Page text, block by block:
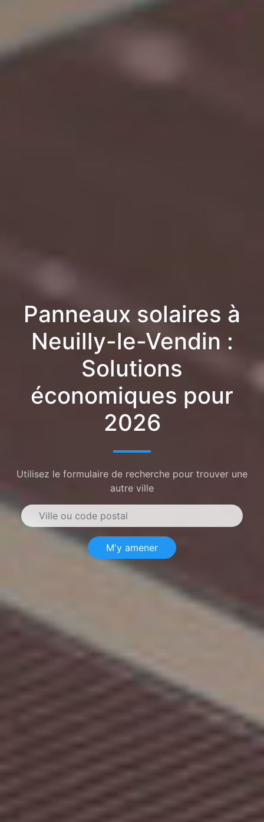
Panneaux solaires à
Neuilly-le-Vendin :
Solutions
économiques pour
2026
Utilisez le formulaire de recherche pour trouver une
autre ville
M'y amener